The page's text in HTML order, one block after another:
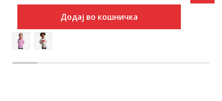
Додај во кошничка